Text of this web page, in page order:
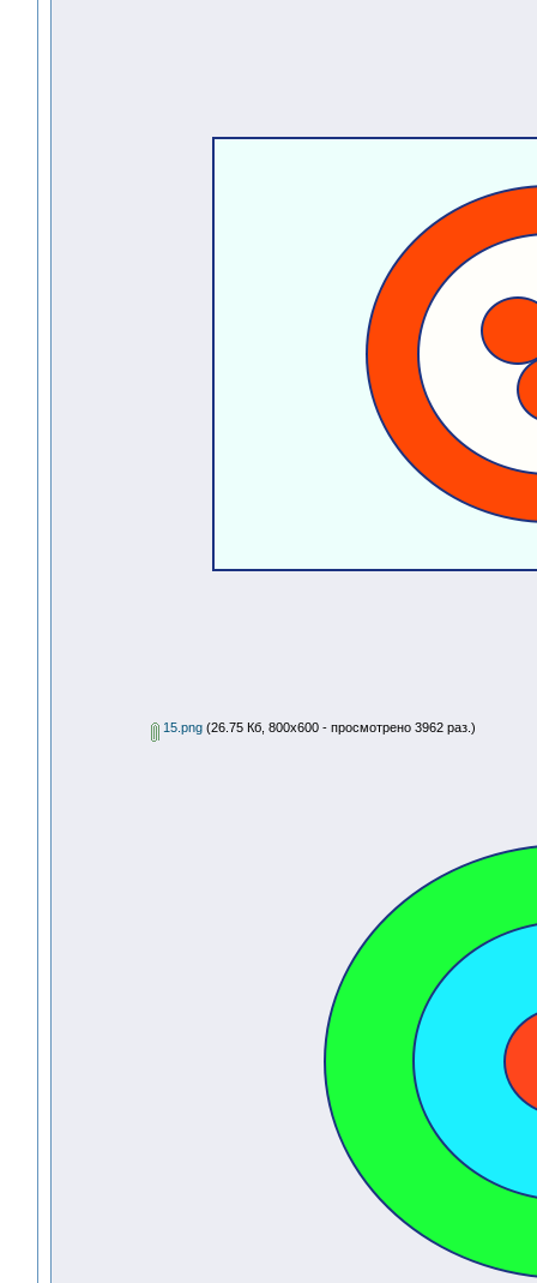
15.png (26.75 Кб, 800x600 - просмотрено 3962 раз.)